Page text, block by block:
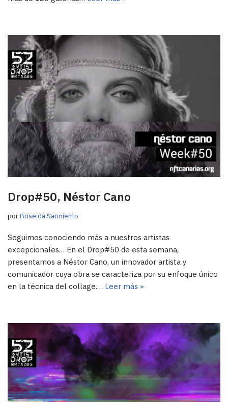
Drop#50, Néstor Cano
porBriseida Sarmiento
Seguimos conociendo más a nuestros artistas
excepcionales… En el Drop#50 de esta semana,
presentamos a Néstor Cano, un innovador artista y
comunicador cuya obra se caracteriza por su enfoque único
en la técnica del collage.… Leer más »